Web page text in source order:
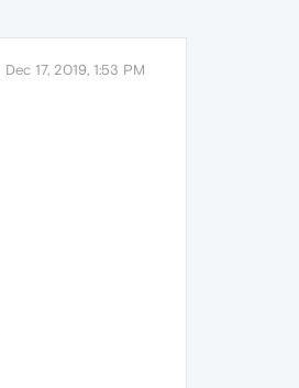
Dec 17, 2019, 1:53 PM